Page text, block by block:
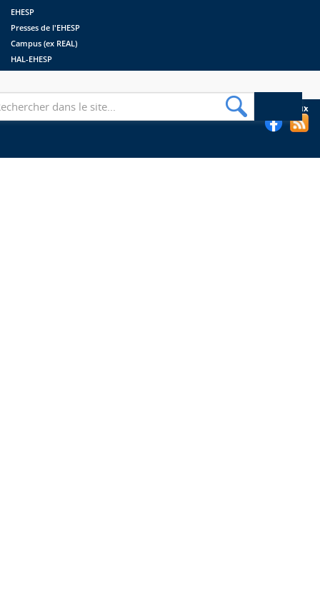
EHESP
Presses de l'EHESP
Campus (ex REAL)
HAL-EHESP
Suivez les bibliothèques de l'EHESP sur les réseaux sociaux